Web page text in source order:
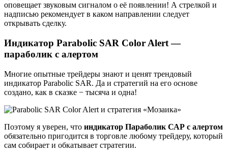
оповещает звуковым сигналом о её появлении! А стрелкой и
надписью рекомендует в каком направлении следует
открывать сделку.
Индикатор Parabolic SAR Color Alert —
параболик с алертом
Многие опытные трейдеры знают и ценят трендовый
индикатор Parabolic SAR. Да и стратегий на его основе
создано, как в сказке − тысяча и одна!
Поэтому я уверен, что индикатор Параболик САР с алертом
обязательно пригодится в торговле любому трейдеру, который
сам собирает и обкатывает стратегии.